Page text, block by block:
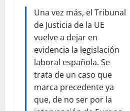
Una vez más, el Tribunal
de Justicia de la UE
vuelve a dejar en
evidencia la legislación
laboral española. Se
trata de un caso que
marca precedente ya
que, de no ser por la